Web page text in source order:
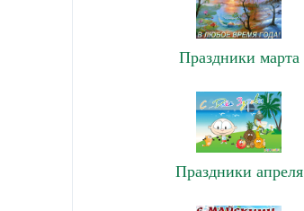
Праздники марта
Праздники апреля